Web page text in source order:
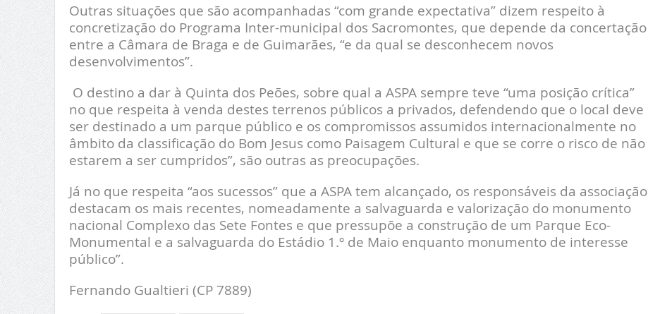
Outras situações que são acompanhadas “com grande expectativa” dizem respeito à
concretização do Programa Inter-municipal dos Sacromontes, que depende da concertação
entre a Câmara de Braga e de Guimarães, “e da qual se desconhecem novos
desenvolvimentos”.
O destino a dar à Quinta dos Peões, sobre qual a ASPA sempre teve “uma posição crítica”
no que respeita à venda destes terrenos públicos a privados, defendendo que o local deve
ser destinado a um parque público e os compromissos assumidos internacionalmente no
âmbito da classificação do Bom Jesus como Paisagem Cultural e que se corre o risco de não
estarem a ser cumpridos”, são outras as preocupações.
Já no que respeita “aos sucessos” que a ASPA tem alcançado, os responsáveis da associação
destacam os mais recentes, nomeadamente a salvaguarda e valorização do monumento
nacional Complexo das Sete Fontes e que pressupõe a construção de um Parque Eco-
Monumental e a salvaguarda do Estádio 1.º de Maio enquanto monumento de interesse
público”.
Fernando Gualtieri (CP 7889)